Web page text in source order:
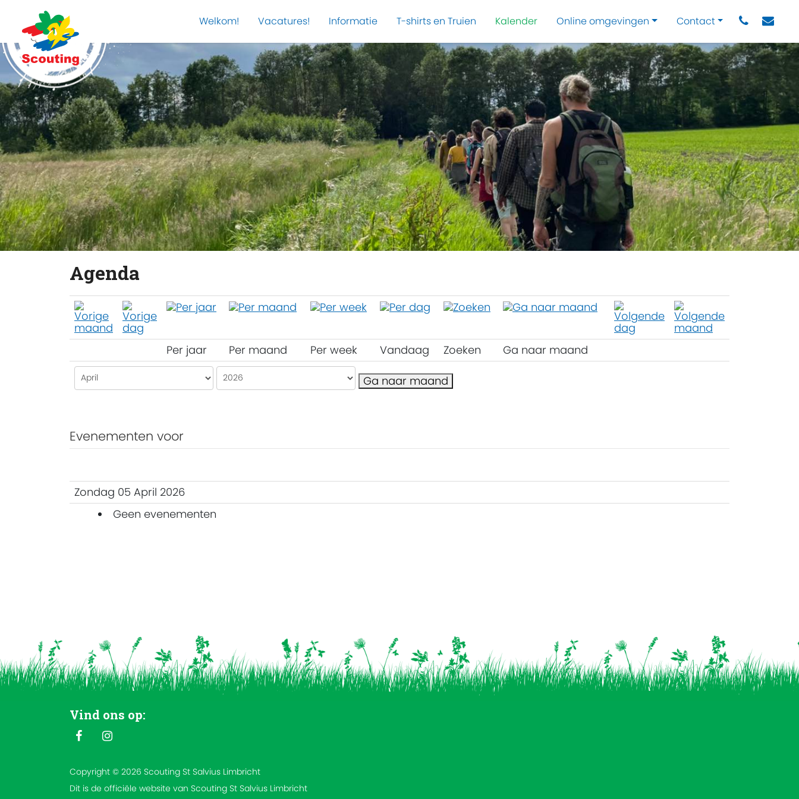
Welkom! Vacatures! Informatie T-shirts en Truien Kalender Online omgevingen Contact
Agenda
Per jaar Per maand Per week Vandaag Zoeken Ga naar maand
Ga naar maand
Evenementen voor
Zondag 05 April 2026
Geen evenementen
Vind ons op:
Copyright © 2026 Scouting St Salvius Limbricht
Dit is de officiële website van Scouting St Salvius Limbricht